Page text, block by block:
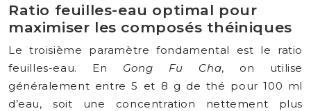
Ratio feuilles-eau optimal pour
maximiser les composés théiniques
Le troisième paramètre fondamental est le ratio
feuilles-eau. En Gong Fu Cha, on utilise
généralement entre 5 et 8 g de thé pour 100 ml
d’eau, soit une concentration nettement plus